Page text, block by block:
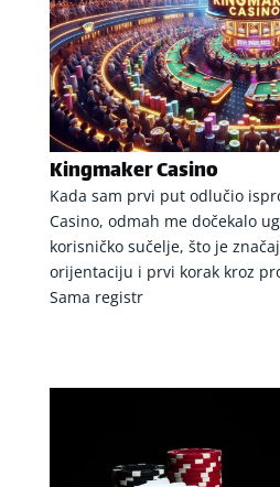
Kingmaker Casino
Kada sam prvi put odlučio
Casino, odmah me dočekalo
korisničko sučelje, što je
orijentaciju i prvi korak kroz
Sama registr